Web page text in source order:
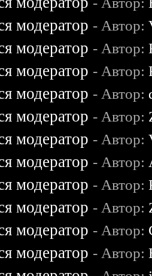
модератор - Автор:
модератор - Автор:
модератор - Автор:
модератор - Автор:
модератор - Автор:
модератор - Автор:
модератор - Автор:
модератор - Автор:
модератор - Автор:
модератор - Автор:
модератор - Автор: